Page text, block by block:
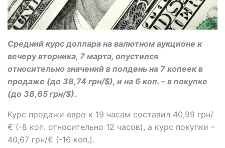
Средний курс доллара на валютном аукционе к
вечеру вторника, 7 марта, опустился
относительно значений в полдень на 7 копеек в
продаже (до 38,74 грн/$), и на 6 коп. – в покупке
(до 38,65 грн/$).
Курс продажи евро к 19 часам составил 40,99 грн/
€ (-8 коп. относительно 12 часов), а курс покупки –
40,67 грн/€ (-16 коп.).